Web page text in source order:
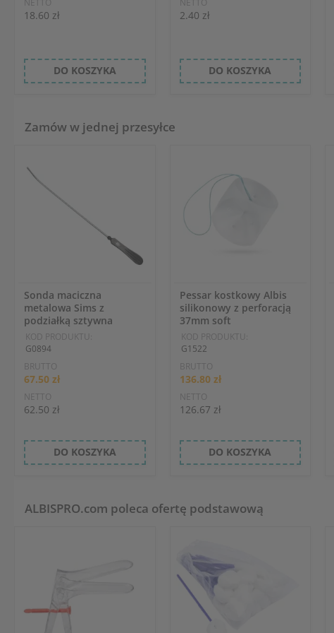
NETTO
18.60 zł
DO KOSZYKA
NETTO
2.40 zł
DO KOSZYKA
Zamów w jednej przesyłce
Sonda maciczna
metalowa Sims z
podziałką sztywna
KOD PRODUKTU:
G0894
BRUTTO
67.50 zł
NETTO
62.50 zł
DO KOSZYKA
Pessar kostkowy Albis
silikonowy z perforacją
37mm soft
KOD PRODUKTU:
G1522
BRUTTO
136.80 zł
NETTO
126.67 zł
DO KOSZYKA
ALBISPRO.com poleca ofertę podstawową